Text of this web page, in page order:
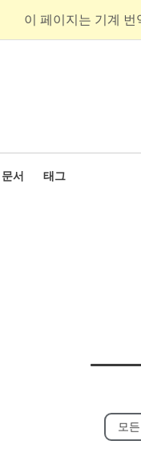
이 페이지는 기계
문서 태그
모